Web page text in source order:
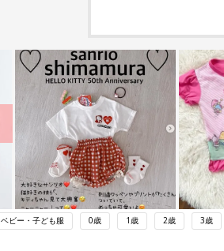
ベビー・子ども服 0歳 1歳 2歳 3歳